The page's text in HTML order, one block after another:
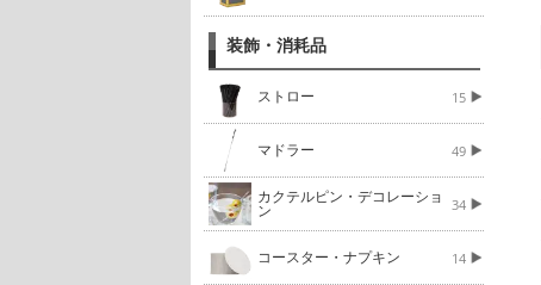
装飾・消耗品
ストロー 15
マドラー 49
カクテルピン・デコレーショ
ン 34
コースター・ナプキン 14